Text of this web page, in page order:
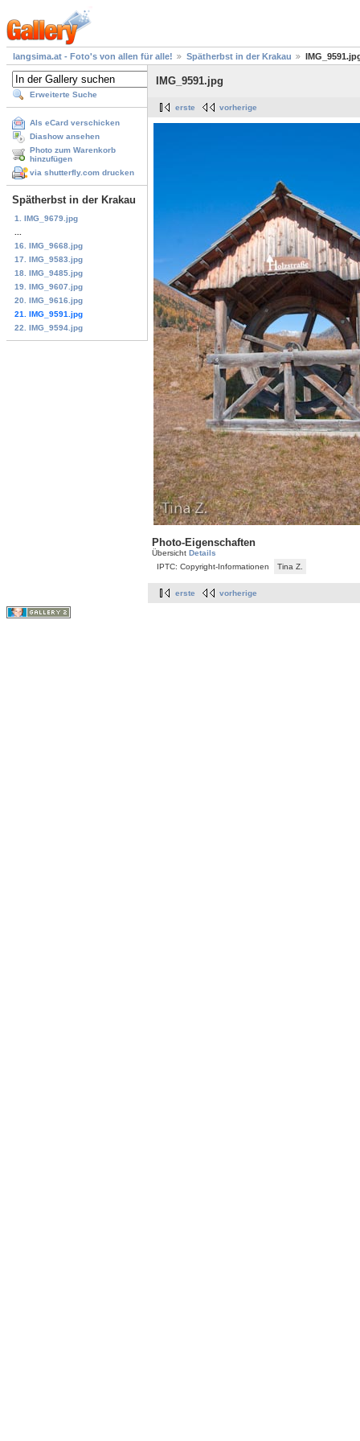
langsima.at - Foto's von allen für alle! Spätherbst in der Krakau
Erweiterte Suche
Als eCard verschicken
Diashow ansehen
Photo zum Warenkorb
hinzufügen
via shutterfly.com drucken
Spätherbst in der Krakau
1. IMG_9679.jpg
16. IMG_9668.jpg
17. IMG_9583.jpg
18. IMG_9485.jpg
19. IMG_9607.jpg
20. IMG_9616.jpg
21. IMG_9591.jpg
22. IMG_9594.jpg
IMG_9591.jpg
erste vorherige
Photo-Eigenschaften
Übersicht Details
IPTC: Copyright-Informationen
Tina Z.
erste vorherige